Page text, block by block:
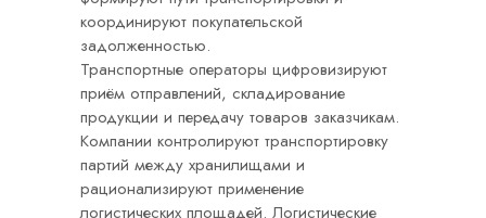
координируют покупательской
задолженностью.
Транспортные операторы цифровизируют
приём отправлений, складирование
продукции и передачу товаров заказчикам.
Компании контролируют транспортировку
партий между хранилищами и
рационализируют применение
логистических площадей. Логистические